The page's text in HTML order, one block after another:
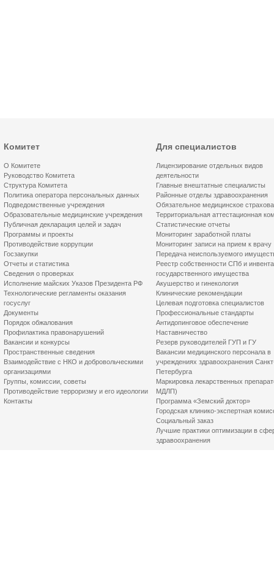
Комитет
О Комитете
Руководство Комитета
Структура Комитета
Политика оператора персональных данных
Подведомственные учреждения
Образовательные медицинские учреждения
Публичная декларация целей и задач
Программы и проекты
Противодействие коррупции
Госзакупки
Отчеты и статистика
Сведения о проверках
Исполнение майских Указов Президента РФ
Технологические регламенты оказания
госуслуг
Документы
Порядок обжалования
Профилактика правонарушений
Вакансии и конкурсы
Пространственные сведения
Взаимодействие с НКО и добровольческими
организациями
Группы, комиссии, советы
Противодействие терроризму и его идеологии
Контакты
Для специалистов
Лицензирование отдельных видов
деятельности
Главные внештатные специалисты
Районные отделы здравоохранения
Обязательное медицинское
Территориальная аттестационная
Статистические отчеты
Мониторинг заработной платы
Мониторинг записи на прием к врачу
Передача неиспользуемого
Реестр собственности СПб и
государственного имущества
Акушерство и гинекология
Клинические рекомендации
Целевая подготовка специалистов
Профессиональные стандарты
Антидопинговое обеспечение
Наставничество
Резерв руководителей ГУП и ГУ
Вакансии медицинского персонала в
учреждениях здравоохранения
Петербурга
Маркировка лекарственных
МДЛП)
Программа «Земский доктор»
Городская клинико-экспертная
Социальный заказ
Лучшие практики оптимизации в
здравоохранения